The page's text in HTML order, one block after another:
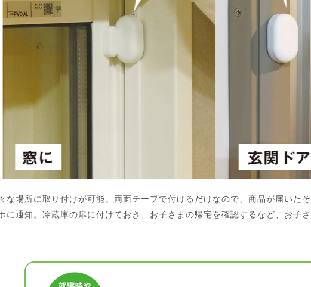
な場所に取り付けが可能。両面テープで付けるだけなので、商品が届いた
に通知。冷蔵庫の扉に付けておき、お子さまの帰宅を確認するなど、お子